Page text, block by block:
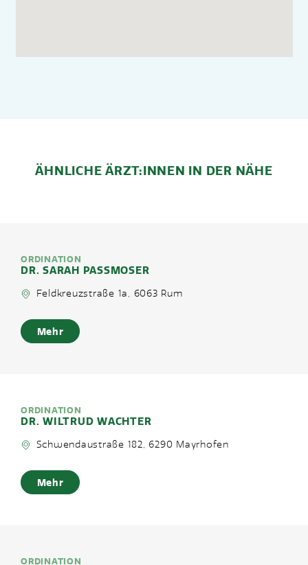
ÄHNLICHE ÄRZT:INNEN IN DER NÄHE
ORDINATION
DR. SARAH PASSMOSER
Feldkreuzstraße 1a, 6063 Rum
Mehr
ORDINATION
DR. WILTRUD WACHTER
Schwendaustraße 182, 6290 Mayrhofen
Mehr
ORDINATION